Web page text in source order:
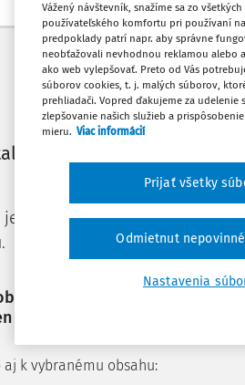
Máte predplatné? Prihláste
len začiatok...
je dostupný predplatiteľom
a získajte prístup na 10
zaregistrovať.
k vybranému obsahu:
Vážený návštevník, snažíme sa zo
používateľského komfortu pri používaní
predpoklady patrí napr. aby správne
neobťažovali nevhodnou reklamou alebo
ako web vylepšovať. Preto od Vás
súborov cookies, t. j. malých súborov,
prehliadači. Vopred ďakujeme za udelenie
zlepšovanie našich služieb a
mieru. Viac informácií
Nastavenia
Odmietnut
Prijať všetky